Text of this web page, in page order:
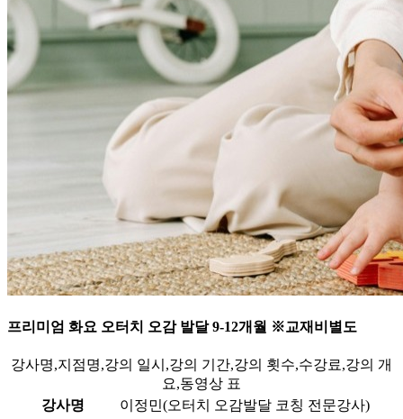
프리미엄 화요 오터치 오감 발달 9-12개월 ※교재비별도
강사명,지점명,강의 일시,강의 기간,강의 횟수,수강료,강의 개
요,동영상 표
강사명
이정민(오터치 오감발달 코칭 전문강사)